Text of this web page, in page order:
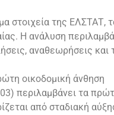
στοιχεία της ΕΛΣΤΑΤ,
Η ανάλυση
αναθεωρήσεις και
οικοδομική άνθηση
περιλαμβάνει τα
από σταδιακή